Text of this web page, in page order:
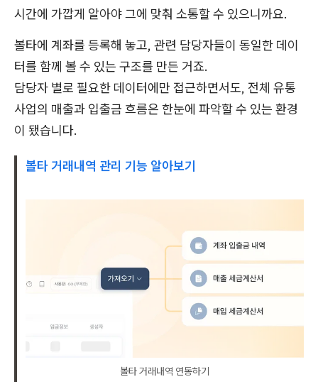
시간에 가깝게 알아야 그에 맞춰 소통할 수 있으니까요.
볼타에 계좌를 등록해 놓고, 관련 담당자들이 동일한 데이
터를 함께 볼 수 있는 구조를 만든 거죠.
담당자 별로 필요한 데이터에만 접근하면서도, 전체 유통
사업의 매출과 입출금 흐름은 한눈에 파악할 수 있는 환경
이 됐습니다.
볼타 거래내역 관리 기능 알아보기
볼타 거래내역 연동하기